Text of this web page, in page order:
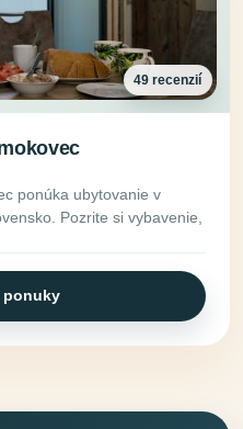
49 recenzií
ponúka ubytovanie v
Pozrite si vybavenie,